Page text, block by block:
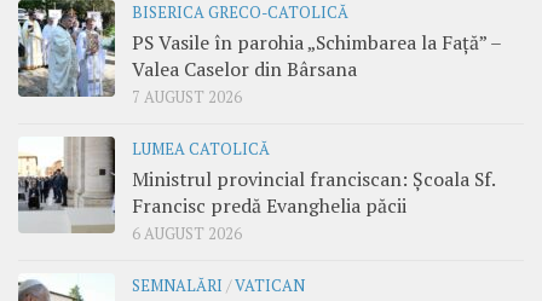
BISERICA GRECO-CATOLICĂ
PS Vasile în parohia „Schimbarea la Față” –
Valea Caselor din Bârsana
7 AUGUST 2026
LUMEA CATOLICĂ
Ministrul provincial franciscan: Școala Sf.
Francisc predă Evanghelia păcii
6 AUGUST 2026
SEMNALĂRI /VATICAN